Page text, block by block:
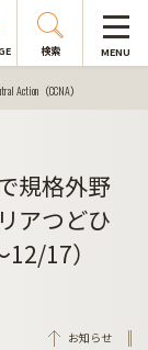
検索 MENU
Action（CCNA）
規格外野
アつどひ
17）
お知らせ